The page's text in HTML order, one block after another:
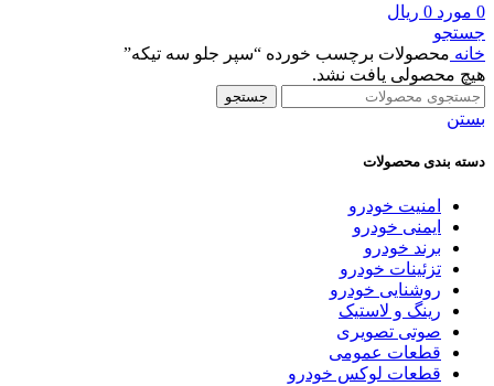
0 مورد 0 ریال
جستجو
خانه محصولات برچسب خورده “سپر جلو سه تیکه”
هیچ محصولی یافت نشد.
جستجو
بستن
دسته بندی محصولات
امنیت خودرو
ایمنی خودرو
برند خودرو
تزئینات خودرو
روشنایی خودرو
رینگ و لاستیک
صوتی تصویری
قطعات عمومی
قطعات لوکس خودرو